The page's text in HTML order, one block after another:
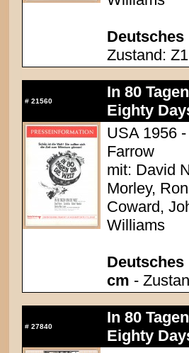
Deutsches
Zustand:
# 21560
In 80
Eighty
USA 1956
Farrow
mit: David
Morley,
Coward,
Williams
Deutsches
cm -
# 27840
In 80
Eighty